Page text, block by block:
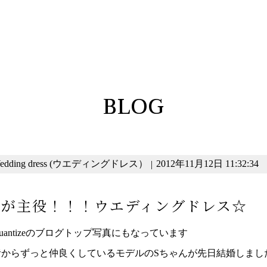
BLOG
dress (ウエディングドレス） | 2012年11月12日 11:32:34
主役！！！ウエディングドレス☆
のブログトップ写真にもなっています
らずっと仲良くしているモデルのSちゃんが先日結婚しまし